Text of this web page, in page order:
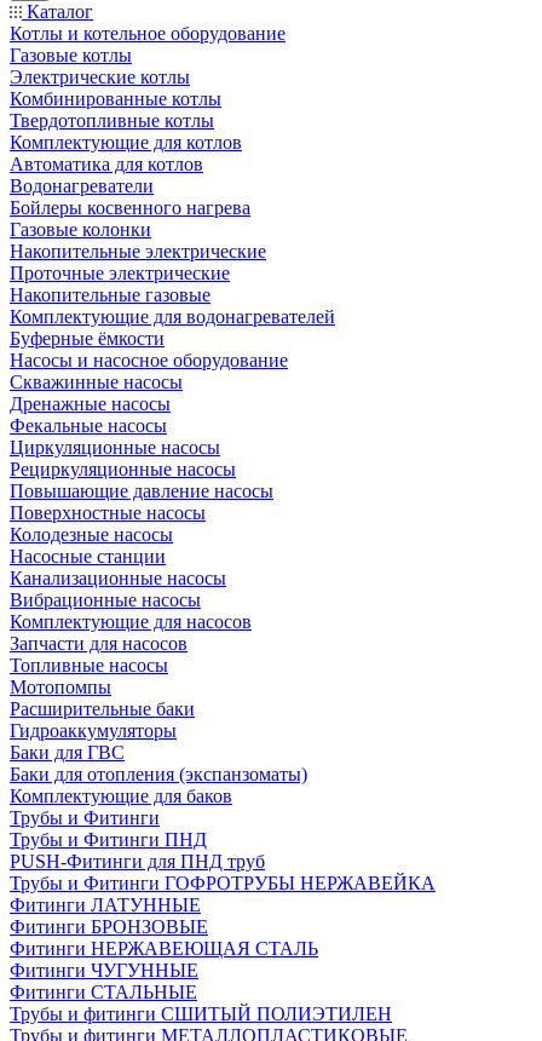
Каталог
Котлы и котельное оборудование
Газовые котлы
Электрические котлы
Комбинированные котлы
Твердотопливные котлы
Комплектующие для котлов
Автоматика для котлов
Водонагреватели
Бойлеры косвенного нагрева
Газовые колонки
Накопительные электрические
Проточные электрические
Накопительные газовые
Комплектующие для водонагревателей
Буферные ёмкости
Насосы и насосное оборудование
Скважинные насосы
Дренажные насосы
Фекальные насосы
Циркуляционные насосы
Рециркуляционные насосы
Повышающие давление насосы
Поверхностные насосы
Колодезные насосы
Насосные станции
Канализационные насосы
Вибрационные насосы
Комплектующие для насосов
Запчасти для насосов
Топливные насосы
Мотопомпы
Расширительные баки
Гидроаккумуляторы
Баки для ГВС
Баки для отопления (экспанзоматы)
Комплектующие для баков
Трубы и Фитинги
Трубы и Фитинги ПНД
PUSH-Фитинги для ПНД труб
Трубы и Фитинги ГОФРОТРУБЫ НЕРЖАВЕЙКА
Фитинги ЛАТУННЫЕ
Фитинги БРОНЗОВЫЕ
Фитинги НЕРЖАВЕЮЩАЯ СТАЛЬ
Фитинги ЧУГУННЫЕ
Фитинги СТАЛЬНЫЕ
Трубы и фитинги СШИТЫЙ ПОЛИЭТИЛЕН
Трубы и фитинги МЕТАЛЛОПЛАСТИКОВЫЕ